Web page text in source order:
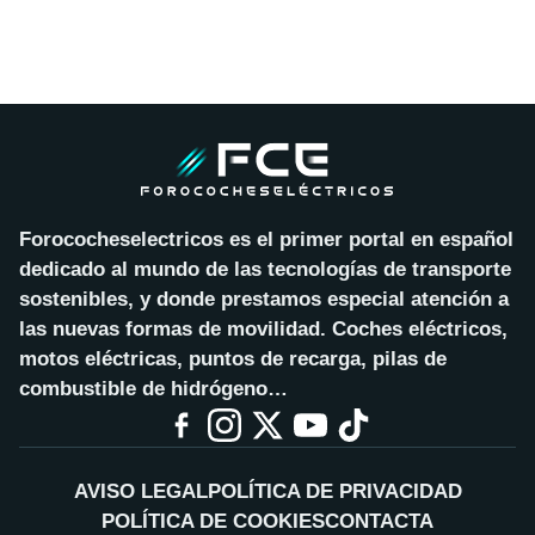
Forococheselectricos es el primer portal en español
dedicado al mundo de las tecnologías de transporte
sostenibles, y donde prestamos especial atención a
las nuevas formas de movilidad. Coches eléctricos,
motos eléctricas, puntos de recarga, pilas de
combustible de hidrógeno…
AVISO LEGALPOLÍTICA DE PRIVACIDAD
POLÍTICA DE COOKIESCONTACTA